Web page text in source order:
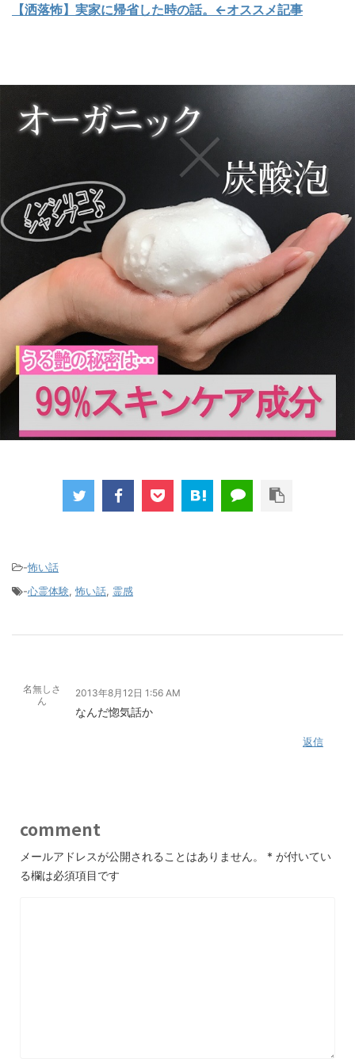
【洒落怖】実家に帰省した時の話。←オススメ記事
-怖い話
-心霊体験,怖い話, 霊感
名無しさ
ん
2013年8月12日 1:56 AM
なんだ惚気話か
返信
comment
メールアドレスが公開されることはありません。 * が付いてい
る欄は必須項目です